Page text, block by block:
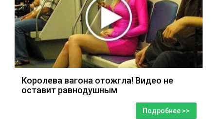
Королева вагона отожгла! Видео не
оставит равнодушным
Подробнее >>